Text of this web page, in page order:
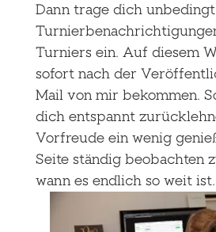
Dann trage dich
Turniers ein. Auf diesem
sofort nach der
Mail von mir bekommen.
dich entspannt
Vorfreude ein wenig
Seite ständig beobachten
wann es endlich so weit ist.